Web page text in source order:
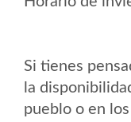
Si tienes
la
pueblo o en